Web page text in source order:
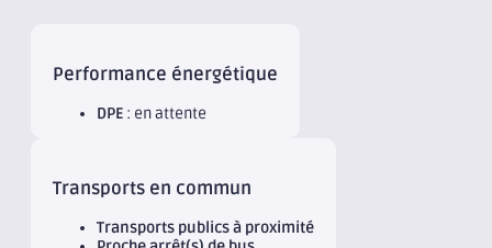
Performance énergétique
DPE : en attente
Transports en commun
Transports publics à proximité